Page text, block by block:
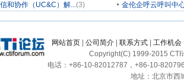
和协作（UC&C）解...(3) 金伦企呼云呼叫中
网站首页 公司简介 联系方式 工作机会
Copyright(C) 1999-2015 CTI
电话：+86-10-82012787，+86-10-
地址：北京市西